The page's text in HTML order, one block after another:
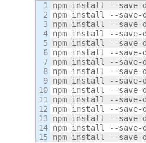
1
2
3
4
5
6
7
8
9
10
11
12
13
14
npm install --save-
npm install --save-
npm install --save-
npm install --save-
npm install --save-
npm install --save-
npm install --save-
npm install --save-
npm install --save-
npm install --save-
npm install --save-
npm install --save-
npm install --save-
npm install --save-
npm install --save-